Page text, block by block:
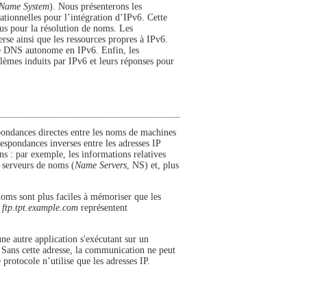
System). Nous présenterons les
pour l’intégration d’IPv6. Cette
pour la résolution de noms. Les
ainsi que les ressources propres à IPv6.
autonome en IPv6. Enfin, les
induits par IPv6 et leurs réponses pour
directes entre les noms de machines
inverses entre les adresses IP
: par exemple, les informations relatives
de noms (Name Servers , NS) et, plus
sont plus faciles à mémoriser que les
ftp.tpt.example.com représentent
autre application s'exécutant sur un
cette adresse, la communication ne peut
n’utilise que les adresses IP.